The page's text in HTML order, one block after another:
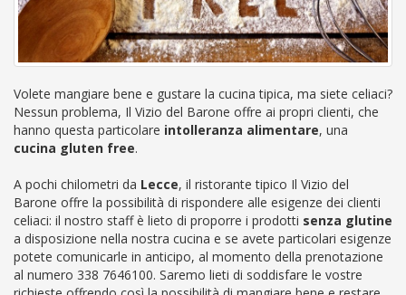
Volete mangiare bene e gustare la cucina tipica, ma siete celiaci?
Nessun problema, Il Vizio del Barone offre ai propri clienti, che
hanno questa particolare intolleranza alimentare, una
cucina gluten free.
A pochi chilometri da Lecce, il ristorante tipico Il Vizio del
Barone offre la possibilità di rispondere alle esigenze dei clienti
celiaci: il nostro staff è lieto di proporre i prodotti senza glutine
a disposizione nella nostra cucina e se avete particolari esigenze
potete comunicarle in anticipo, al momento della prenotazione
al numero 338 7646100. Saremo lieti di soddisfare le vostre